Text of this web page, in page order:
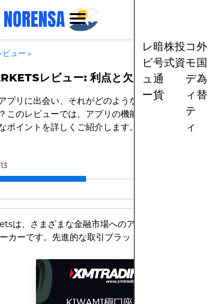
レ
ビ
ュ
ー
暗
号
通
貨
株
式
投
資
コ
モ
デ
ィ
テ
ィ
外
国
為
替
ビュー »
レビュー: 利点と欠点
プリに出会い、それがどのようなものか気になった
このレビューでは、アプリの機能や利点を評価する
ポイントを詳しくご紹介します。
は、さまざまな金融市場へのアクセスを提供する
カーです。先進的な取引プラットフォームを提供し